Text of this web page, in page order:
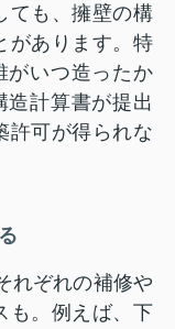
ても、擁壁の構
があります。特
がいつ造ったか
造計算書が提出
許可が得られな
れぞれの補修や
も。例えば、下